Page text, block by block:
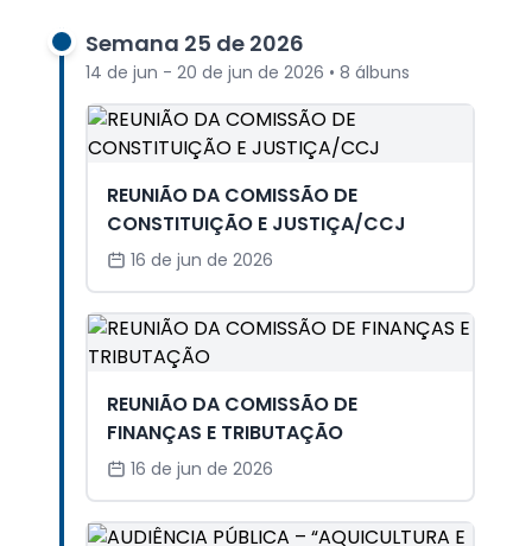
Semana 25 de 2026
14 de jun - 20 de jun de 2026 • 8 álbuns
REUNIÃO DA COMISSÃO DE
CONSTITUIÇÃO E JUSTIÇA/CCJ
16 de jun de 2026
REUNIÃO DA COMISSÃO DE
FINANÇAS E TRIBUTAÇÃO
16 de jun de 2026